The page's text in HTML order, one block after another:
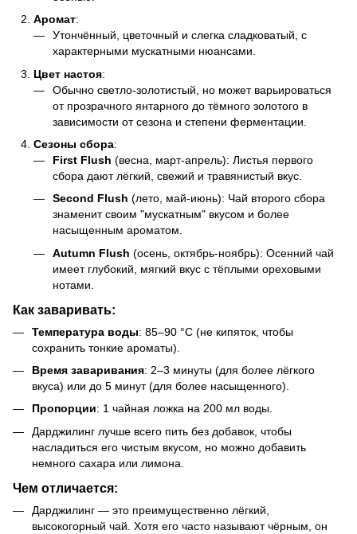
Аромат:
Утончённый, цветочный и слегка сладковатый, с
характерными мускатными нюансами.
Цвет настоя:
Обычно светло-золотистый, но может варьироваться
от прозрачного янтарного до тёмного золотого в
зависимости от сезона и степени ферментации.
Сезоны сбора:
First Flush (весна, март-апрель): Листья первого
сбора дают лёгкий, свежий и травянистый вкус.
Second Flush (лето, май-июнь): Чай второго сбора
знаменит своим "мускатным" вкусом и более
насыщенным ароматом.
Autumn Flush (осень, октябрь-ноябрь): Осенний чай
имеет глубокий, мягкий вкус с тёплыми ореховыми
нотами.
Как заваривать:
Температура воды: 85–90 °C (не кипяток, чтобы
сохранить тонкие ароматы).
Время заваривания: 2–3 минуты (для более лёгкого
вкуса) или до 5 минут (для более насыщенного).
Пропорции: 1 чайная ложка на 200 мл воды.
Дарджилинг лучше всего пить без добавок, чтобы
насладиться его чистым вкусом, но можно добавить
немного сахара или лимона.
Чем отличается:
Дарджилинг — это преимущественно лёгкий,
высокогорный чай. Хотя его часто называют чёрным, он